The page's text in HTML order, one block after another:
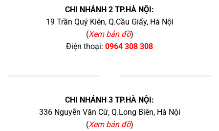
CHI NHÁNH 2 TP.HÀ NỘI:
19 Trần Quý Kiên, Q.Cầu Giấy, Hà Nội
(Xem bản đồ)
Điện thoại: 0964 308 308
CHI NHÁNH 3 TP.HÀ NỘI:
336 Nguyễn Văn Cừ, Q.Long Biên, Hà Nội
(Xem bản đồ)